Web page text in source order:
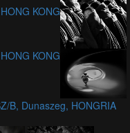
KONG
KONG
B, Dunaszeg, HONGRIA